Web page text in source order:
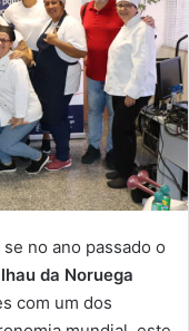
no ano passado o
da Noruega
com um dos